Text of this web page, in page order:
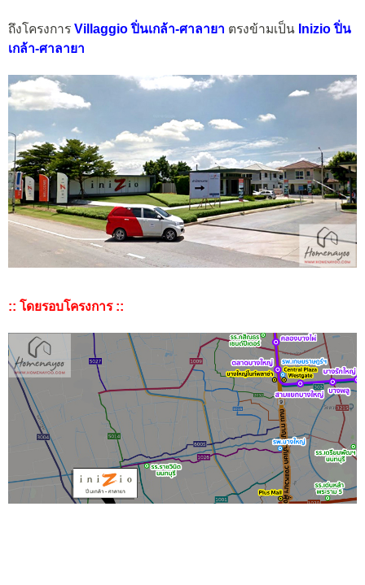
ถึงโครงการ Villaggio ปิ่นเกล้า-ศาลายา ตรงข้ามเป็น Inizio ปิ่น
เกล้า-ศาลายา
:: โดยรอบโครงการ ::